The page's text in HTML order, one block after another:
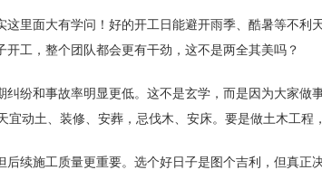
里面大有学问！好的开工日能避开雨季、酷暑等不利
工，整个团队都会更有干劲，这不是两全其美吗？
纷和事故率明显更低。这不是玄学，而是因为大家做
宜动土、装修、安葬，忌伐木、安床。要是做土木工程
续施工质量更重要。选个好日子是图个吉利，但真正